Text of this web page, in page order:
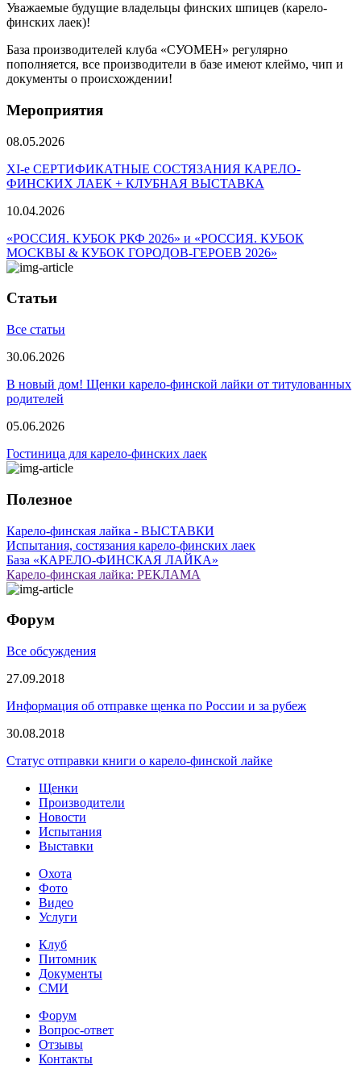
Уважаемые будущие владельцы финских шпицев (карело-
финских лаек)!
База производителей клуба «СУОМЕН» регулярно
пополняется, все производители в базе имеют клеймо, чип и
документы о происхождении!
Мероприятия
08.05.2026
ХI-е СЕРТИФИКАТНЫЕ СОСТЯЗАНИЯ КАРЕЛО-
ФИНСКИХ ЛАЕК + КЛУБНАЯ ВЫСТАВКА
10.04.2026
«РОССИЯ. КУБОК РКФ 2026» и «РОССИЯ. КУБОК
МОСКВЫ & КУБОК ГОРОДОВ-ГЕРОЕВ 2026»
Статьи
Все статьи
30.06.2026
В новый дом! Щенки карело-финской лайки от титулованных
родителей
05.06.2026
Гостиница для карело-финских лаек
Полезное
Карело-финская лайка - ВЫСТАВКИ
Испытания, состязания карело-финских лаек
База «КАРЕЛО-ФИНСКАЯ ЛАЙКА»
Карело-финская лайка: РЕКЛАМА
Форум
Все обсуждения
27.09.2018
Информация об отправке щенка по России и за рубеж
30.08.2018
Статус отправки книги о карело-финской лайке
Щенки
Производители
Новости
Испытания
Выставки
Охота
Фото
Видео
Услуги
Клуб
Питомник
Документы
СМИ
Форум
Вопрос-ответ
Отзывы
Контакты